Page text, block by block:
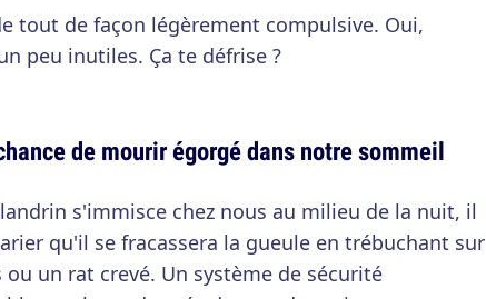
tout de façon légèrement compulsive. Oui,
peu inutiles. Ça te défrise ?
de mourir égorgé dans notre sommeil
s'immisce chez nous au milieu de la nuit, il
qu'il se fracassera la gueule en trébuchant sur
un rat crevé. Un système de sécurité